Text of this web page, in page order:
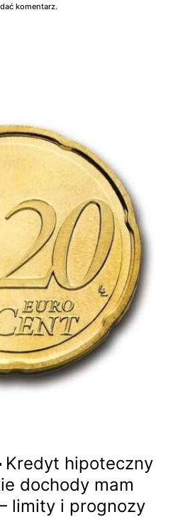
komentarz.
Kredyt hipoteczny
dochody mam
limity i prognozy